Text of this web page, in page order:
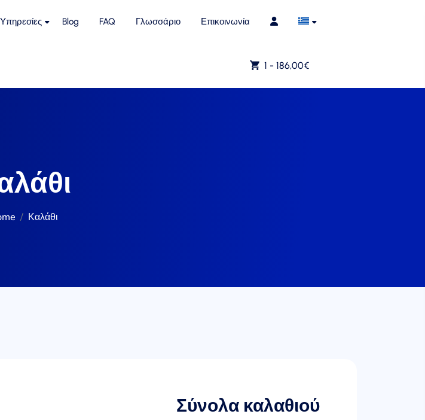
Υπηρεσίες Blog FAQ Γλωσσάριο Επικοινωνία
1 - 186,00€
Καλάθι
Σύνολα καλαθιού